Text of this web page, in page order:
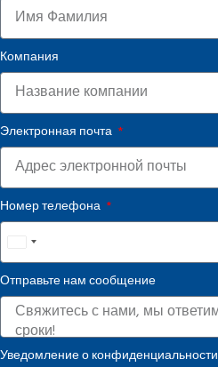
Компания
Электронная почта
Номер телефона
United
States
+1
Отправьте нам сообщение
Уведомление о конфиденциальности